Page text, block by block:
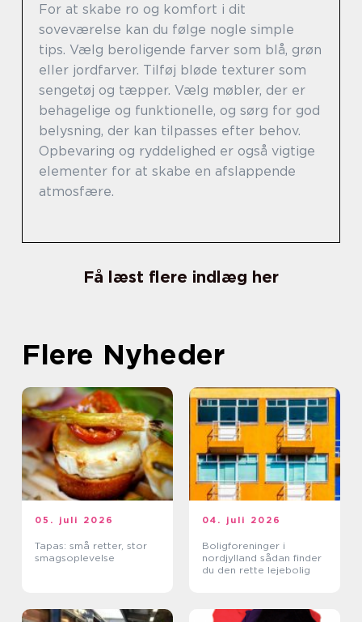
For at skabe ro og komfort i dit
soveværelse kan du følge nogle simple
tips. Vælg beroligende farver som blå, grøn
eller jordfarver. Tilføj bløde texturer som
sengetøj og tæpper. Vælg møbler, der er
behagelige og funktionelle, og sørg for god
belysning, der kan tilpasses efter behov.
Opbevaring og ryddelighed er også vigtige
elementer for at skabe en afslappende
atmosfære.
Få læst flere indlæg her
Flere Nyheder
05. juli 2026
Tapas: små retter, stor
smagsoplevelse
04. juli 2026
Boligforeninger i
nordjylland sådan finder
du den rette lejebolig